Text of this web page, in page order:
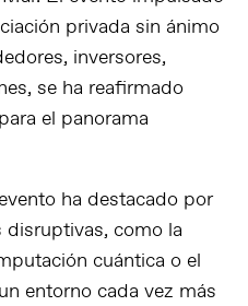
privada sin ánimo
inversores,
se ha reafirmado
el panorama
ha destacado por
disruptivas, como la
cuántica o el
entorno cada vez más